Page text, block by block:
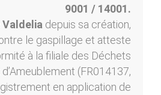
9001 / 14001.
Valdelia depuis sa création,
le gaspillage et atteste
à la filiale des Déchets
d’Ameublement (FR014137,
en application de